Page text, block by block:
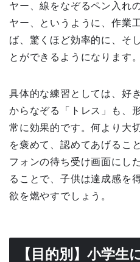
ヤー、線をなぞるペン入れ
ヤー、というように、作業
ば、驚くほど効率的に、そ
とができるようになります。
具体的な練習としては、好
からなぞる「トレス」も、
常に効果的です。何より大
を褒めて、認めてあげるこ
フォンの待ち受け画面にし
ることで、子供は達成感を
欲を燃やすでしょう。
【目的別】小学生